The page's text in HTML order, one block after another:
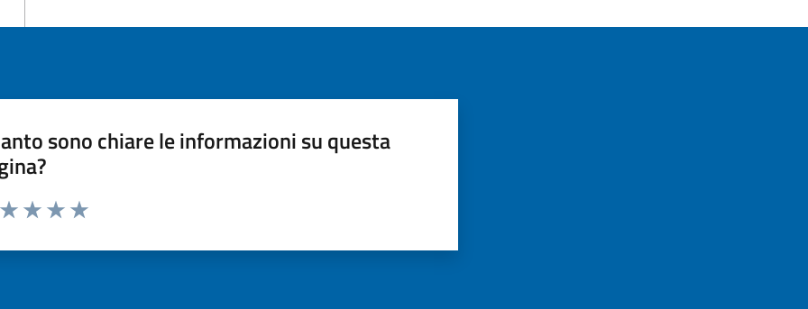
sono chiare le informazioni su questa
da 1 a 5 stelle la pagina